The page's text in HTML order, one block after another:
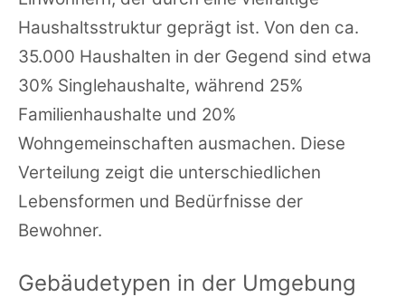
Haushaltsstruktur geprägt ist. Von den ca.
35.000 Haushalten in der Gegend sind etwa
30% Singlehaushalte, während 25%
Familienhaushalte und 20%
Wohngemeinschaften ausmachen. Diese
Verteilung zeigt die unterschiedlichen
Lebensformen und Bedürfnisse der
Bewohner.
Gebäudetypen in der Umgebung